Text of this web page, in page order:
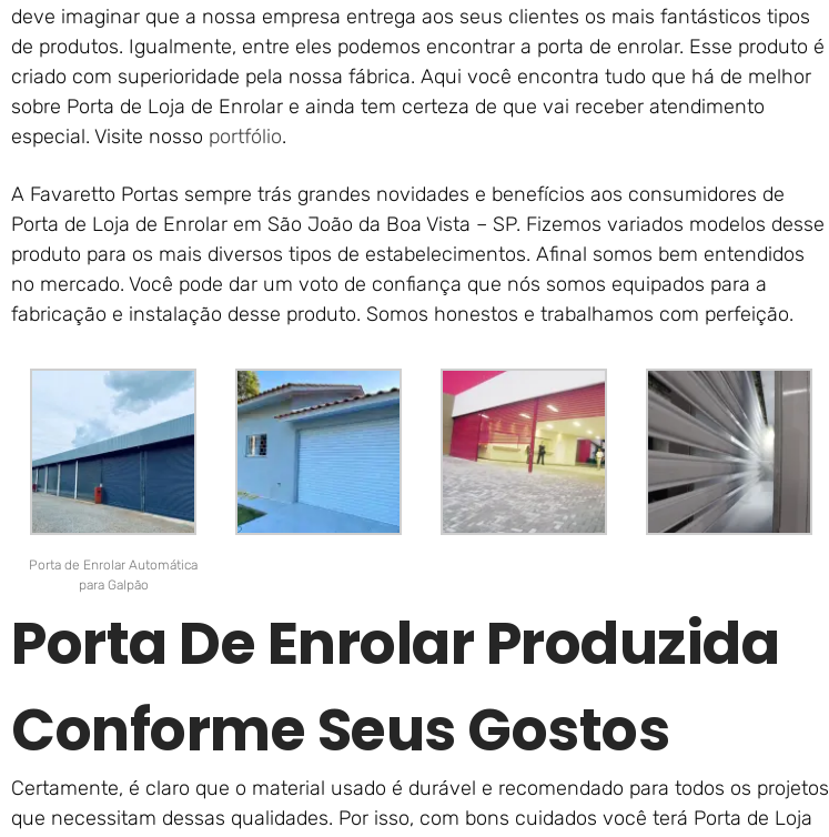
deve imaginar que a nossa empresa entrega aos seus clientes os mais fantásticos tipos
de produtos. Igualmente, entre eles podemos encontrar a porta de enrolar. Esse produto é
criado com superioridade pela nossa fábrica. Aqui você encontra tudo que há de melhor
sobre Porta de Loja de Enrolar e ainda tem certeza de que vai receber atendimento
especial. Visite nosso portfólio.
A Favaretto Portas sempre trás grandes novidades e benefícios aos consumidores de
Porta de Loja de Enrolar em São João da Boa Vista – SP. Fizemos variados modelos desse
produto para os mais diversos tipos de estabelecimentos. Afinal somos bem entendidos
no mercado. Você pode dar um voto de confiança que nós somos equipados para a
fabricação e instalação desse produto. Somos honestos e trabalhamos com perfeição.
Porta de Enrolar Automática
para Galpão
Porta De Enrolar Produzida
Conforme Seus Gostos
Certamente, é claro que o material usado é durável e recomendado para todos os projetos
que necessitam dessas qualidades. Por isso, com bons cuidados você terá Porta de Loja